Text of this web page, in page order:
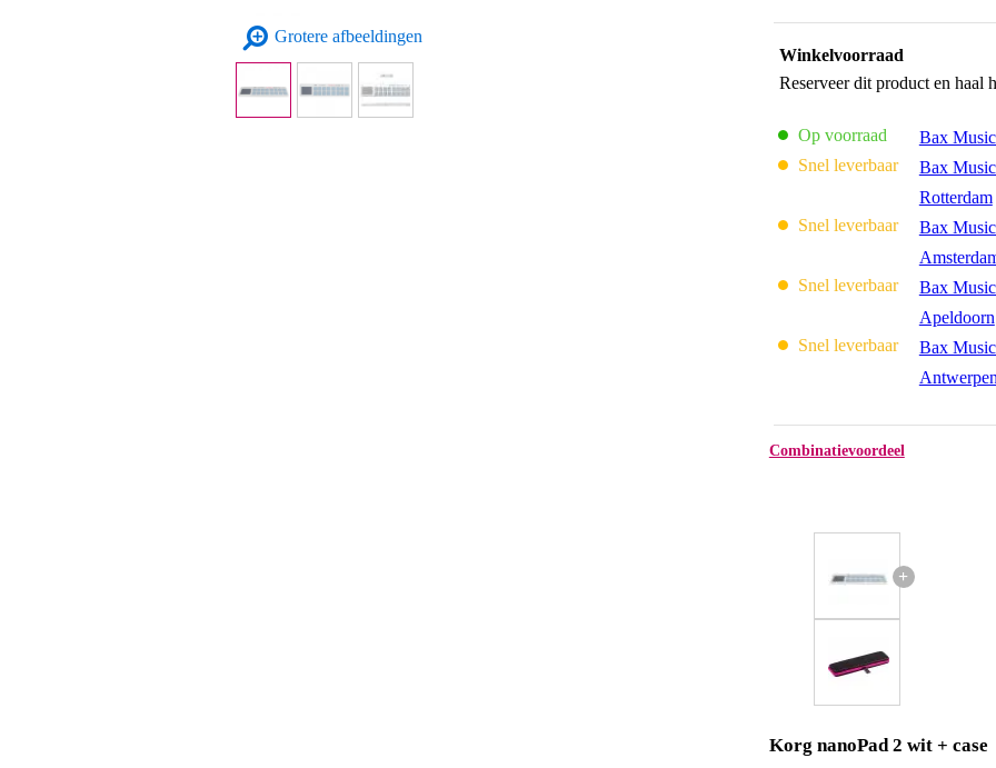
Grotere afbeeldingen
Winkelvoorraad
Reserveer dit product en haal
Op voorraad Bax
Snel leverbaar
Bax
Rotterdam
Snel leverbaar
Bax
Snel leverbaar
Bax
Apeldoorn
Snel leverbaar
Bax
Antwerpen
Combinatievoordeel
+
Korg nanoPad 2 wit + case